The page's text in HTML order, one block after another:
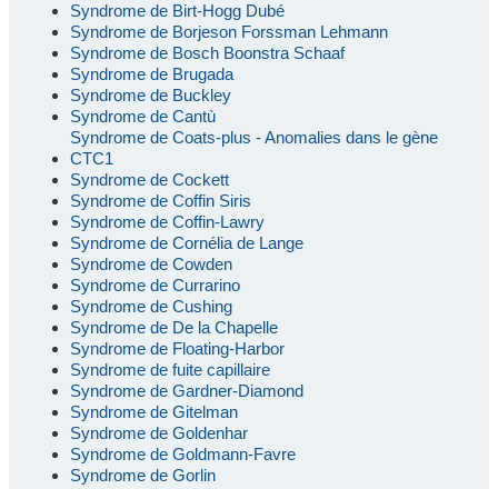
Syndrome de Birt-Hogg Dubé
Syndrome de Borjeson Forssman Lehmann
Syndrome de Bosch Boonstra Schaaf
Syndrome de Brugada
Syndrome de Buckley
Syndrome de Cantù
Syndrome de Coats-plus - Anomalies dans le gène
CTC1
Syndrome de Cockett
Syndrome de Coffin Siris
Syndrome de Coffin-Lawry
Syndrome de Cornélia de Lange
Syndrome de Cowden
Syndrome de Currarino
Syndrome de Cushing
Syndrome de De la Chapelle
Syndrome de Floating-Harbor
Syndrome de fuite capillaire
Syndrome de Gardner-Diamond
Syndrome de Gitelman
Syndrome de Goldenhar
Syndrome de Goldmann-Favre
Syndrome de Gorlin